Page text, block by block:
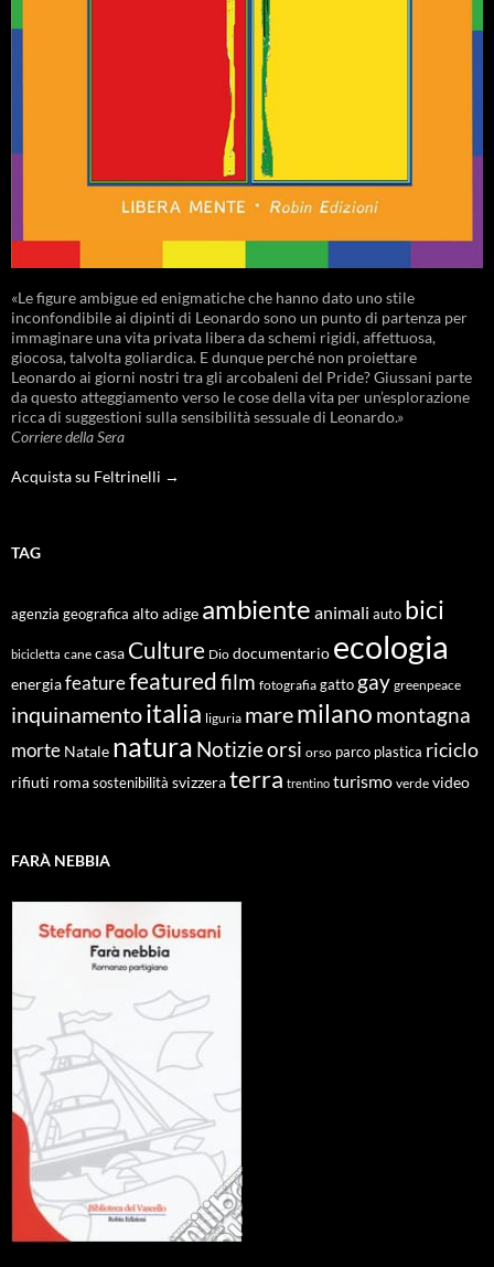
«Le figure ambigue ed enigmatiche che hanno dato uno stile
inconfondibile ai dipinti di Leonardo sono un punto di partenza per
immaginare una vita privata libera da schemi rigidi, affettuosa,
giocosa, talvolta goliardica. E dunque perché non proiettare
Leonardo ai giorni nostri tra gli arcobaleni del Pride? Giussani parte
da questo atteggiamento verso le cose della vita per un’esplorazione
ricca di suggestioni sulla sensibilità sessuale di Leonardo.»
Corriere della Sera
Acquista su Feltrinelli →
TAG
agenzia geografica alto adige ambiente animali auto bici
bicicletta cane casa Culture Dio documentario ecologia
energiafeaturefeaturedfilm fotografia gatto gay greenpeace
inquinamentoitalia liguria maremilano montagna
morte Natale natura Notizieorsi orso parco plastica riciclo
rifiuti roma sostenibilità svizzeraterra trentino turismo verde video
FARÀ NEBBIA